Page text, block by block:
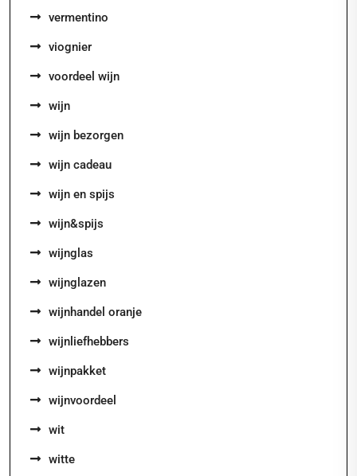
vermentino
viognier
voordeel wijn
wijn
wijn bezorgen
wijn cadeau
wijn en spijs
wijn&spijs
wijnglas
wijnglazen
wijnhandel oranje
wijnliefhebbers
wijnpakket
wijnvoordeel
wit
witte